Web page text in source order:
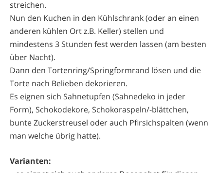
streichen.
Nun den Kuchen in den Kühlschrank (oder an einen
anderen kühlen Ort z.B. Keller) stellen und
mindestens 3 Stunden fest werden lassen (am besten
über Nacht).
Dann den Tortenring/Springformrand lösen und die
Torte nach Belieben dekorieren.
Es eignen sich Sahnetupfen (Sahnedeko in jeder
Form), Schokodekore, Schokoraspeln/-blättchen,
bunte Zuckerstreusel oder auch Pfirsichspalten (wenn
man welche übrig hatte).
Varianten: